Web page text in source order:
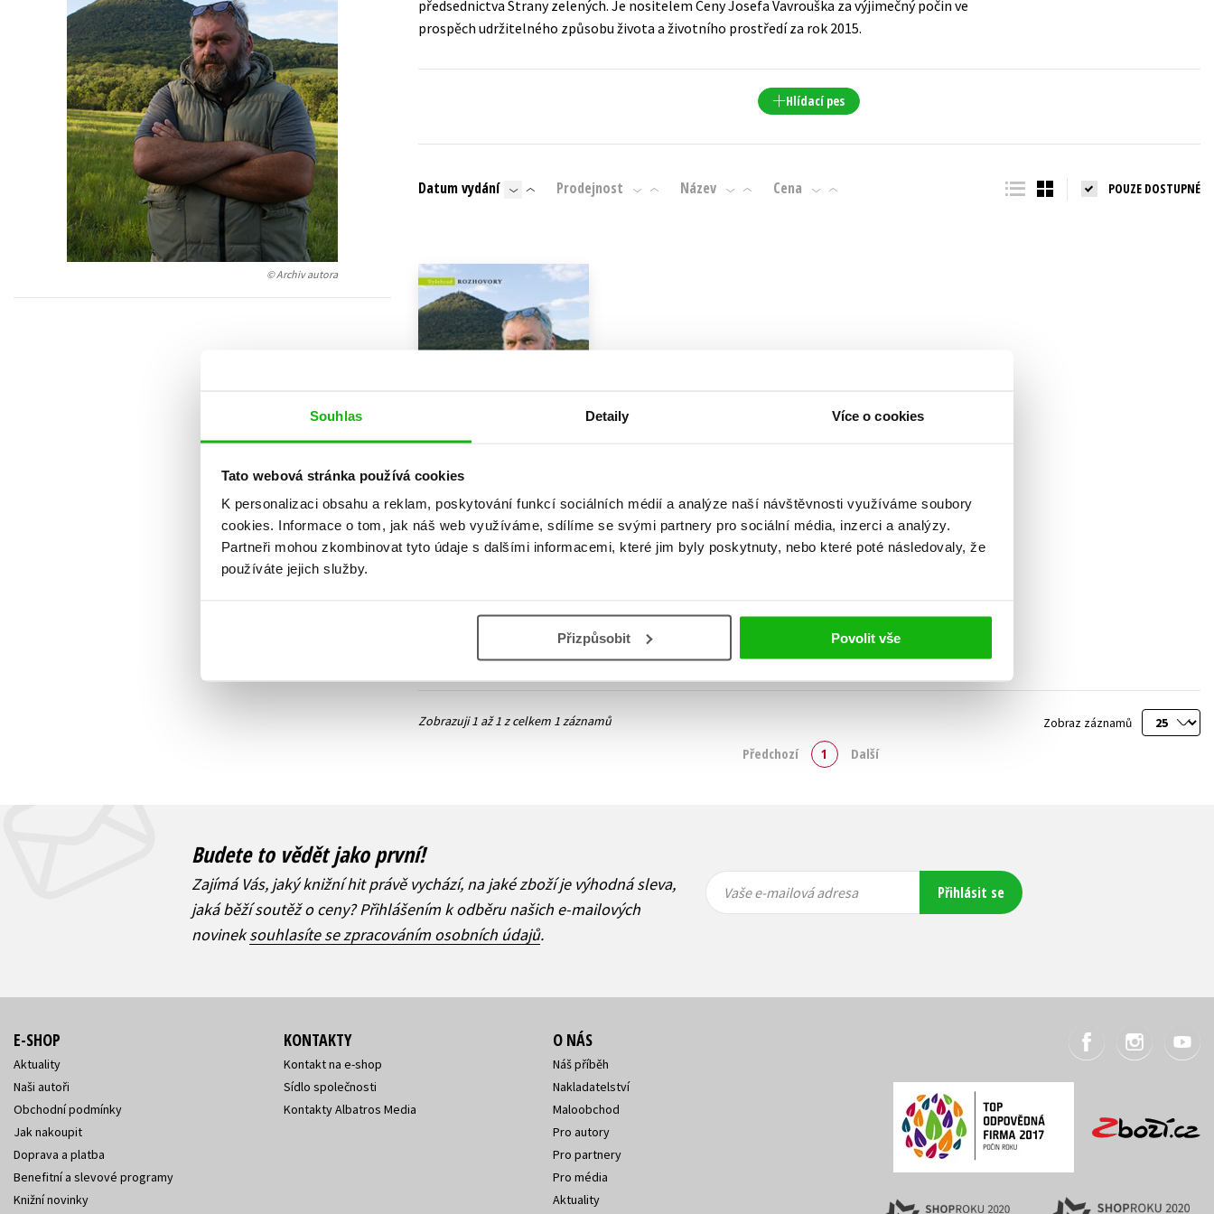
Souhlas Detaily Více o cookies
Tato webová stránka používá cookies
K personalizaci obsahu a reklam, poskytování funkcí sociálních médií a analýze naší návštěvnosti využíváme soubory
cookies. Informace o tom, jak náš web využíváme, sdílíme se svými partnery pro sociální média, inzerci a analýzy.
Partneři mohou zkombinovat tyto údaje s dalšími informacemi, které jim byly poskytnuty, nebo které poté následovaly, že
používáte jejich služby.
Přizpůsobit Povolit vše
Auto - moto
Beletrie pro děti
Beletrie pro dospělé
Byznys a ekonomie
Jazyky
Kalendáře
Kariéra a osobní rozvoj
Komiks
Populárně - naučná pro dospělé
Populárně - naučné pro děti
Předškoláci
Young adult (SK)
Zahraniční literatura
Zdraví a životní styl
Všechny tituly
© Archiv autora
předsednictva Strany zelených. Je nositelem Ceny Josefa Vavrouška za výjimečný počin ve
prospěch udržitelného způsobu života a životního prostředí za rok 2015.
Hlídací pes
Datum vydání Prodejnost Název Cena POUZE DOSTUPNÉ
Sedlák pod Milešovkou
Do košíku
Zobraz záznamů
Zobrazuji 1 až 1 z celkem 1 záznamů
Předchozí 1 Další
Budete to vědět jako první!
Zajímá Vás, jaký knižní hit právě vychází, na jaké zboží je výhodná sleva,
jaká běží soutěž o ceny? Přihlášením k odběru našich e-mailových
novineksouhlasíte se zpracováním osobních údajů.
Vaše e-
mailová
Vaše e-
mailová
Vaše e-mailová adresa Přihlásit se
E-SHOP
Aktuality
Naši autoři
Obchodní podmínky
Jak nakoupit
Doprava a platba
Benefitní a slevové programy
Knižní novinky
KONTAKTY
Kontakt na e-shop
Sídlo společnosti
Kontakty Albatros Media
O NÁS
Náš příběh
Nakladatelství
Maloobchod
Pro autory
Pro partnery
Pro média
Aktuality